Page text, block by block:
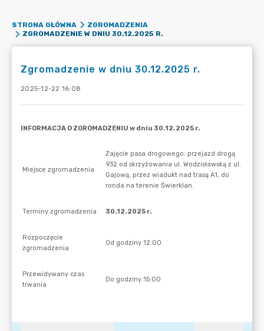
STRONA GŁÓWNA
ZGROMADZENIA
ZGROMADZENIE W DNIU 30.12.2025 R.
Zgromadzenie w dniu 30.12.2025 r.
2025-12-22 16:08